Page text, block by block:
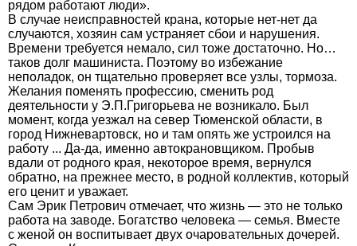
рядом работают люди».
В случае неисправностей крана, которые нет-нет да
случаются, хозяин сам устраняет сбои и нарушения.
Времени требуется немало, сил тоже достаточно. Но…
таков долг машиниста. Поэтому во избежание
неполадок, он тщательно проверяет все узлы, тормоза.
Желания поменять профессию, сменить род
деятельности у Э.П.Григорьева не возникало. Был
момент, когда уезжал на север Тюменской области, в
город Нижневартовск, но и там опять же устроился на
работу ... Да-да, именно автокрановщиком. Пробыв
вдали от родного края, некоторое время, вернулся
обратно, на прежнее место, в родной коллектив, который
его ценит и уважает.
Сам Эрик Петрович отмечает, что жизнь — это не только
работа на заводе. Богатство человека — семья. Вместе
с женой он воспитывает двух очаровательных дочерей.